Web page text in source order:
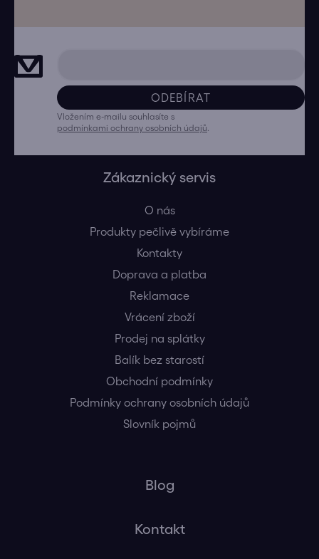
ODEBÍRAT
Vložením e-mailu souhlasíte s
podmínkami ochrany osobních údajů
Zákaznický servis
O nás
Produkty pečlivě vybíráme
Kontakty
Doprava a platba
Reklamace
Vrácení zboží
Prodej na splátky
Balík bez starostí
Obchodní podmínky
Podmínky ochrany osobních údajů
Slovník pojmů
Blog
Kontakt